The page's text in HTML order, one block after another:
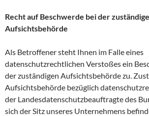
Recht auf Beschwerde bei der
Aufsichtsbehörde
Als Betroffener steht Ihnen im Falle eines
datenschutzrechtlichen Verstoßes ein
der zuständigen Aufsichtsbehörde zu.
Aufsichtsbehörde bezüglich
der Landesdatenschutzbeauftragte des
sich der Sitz unseres Unternehmens